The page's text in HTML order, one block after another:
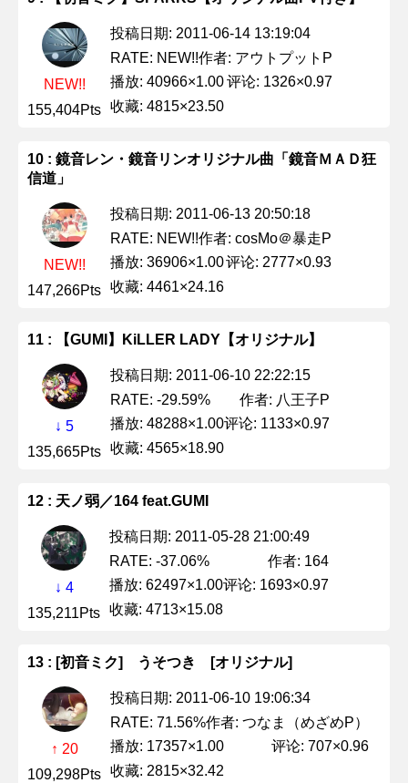
NEW!!
155,404Pts
投稿日期: 2011-06-14 13:19:04
RATE: NEW!!作者: アウトプットP
播放: 40966×1.00评论: 1326×0.97
收藏: 4815×23.50
10 : 鏡音レン・鏡音リンオリジナル曲「鏡音ＭＡＤ狂
信道」
NEW!!
147,266Pts
投稿日期: 2011-06-13 20:50:18
RATE: NEW!!作者: cosMo＠暴走P
播放: 36906×1.00评论: 2777×0.93
收藏: 4461×24.16
11 : 【GUMI】KiLLER LADY【オリジナル】
↓ 5
135,665Pts
投稿日期: 2011-06-10 22:22:15
RATE: -29.59%
作者: 八王子P
播放: 48288×1.00评论: 1133×0.97
收藏: 4565×18.90
12 : 天ノ弱／164 feat.GUMI
↓ 4
135,211Pts
投稿日期: 2011-05-28 21:00:49
RATE: -37.06%
作者: 164
播放: 62497×1.00评论: 1693×0.97
收藏: 4713×15.08
13 : [初音ミク] うそつき [オリジナル]
↑ 20
109,298Pts
投稿日期: 2011-06-10 19:06:34
RATE: 71.56%作者: つなま（めざめP）
播放: 17357×1.00
评论: 707×0.96
收藏: 2815×32.42